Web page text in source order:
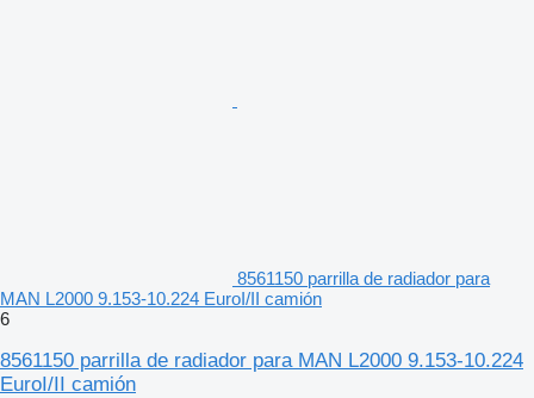
8561150 parrilla de radiador para
MAN L2000 9.153-10.224 EuroI/II camión
6
8561150 parrilla de radiador para MAN L2000 9.153-10.224
EuroI/II camión